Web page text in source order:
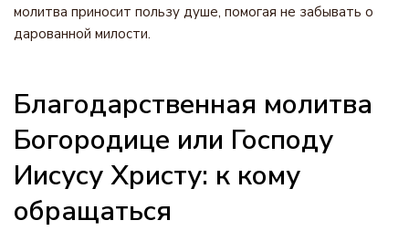
молитва приносит пользу душе, помогая не забывать о
дарованной милости.
Благодарственная молитва
Богородице или Господу
Иисусу Христу: к кому
обращаться